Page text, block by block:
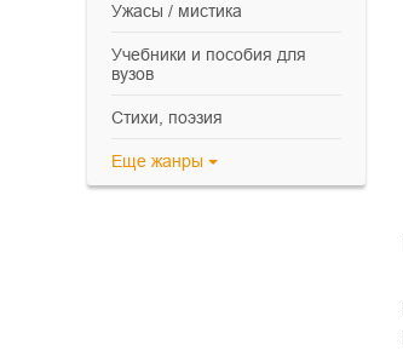
ужасы / мистика
учебники и пособия для
вузов
cтихи, поэзия
Еще жанры